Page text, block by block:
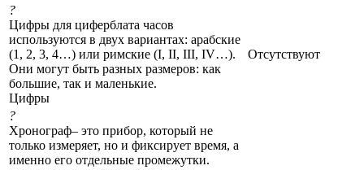
?
Цифры для циферблата часов
используются в двух вариантах: арабские
(1, 2, 3, 4…) или римские (I, II, III, IV…).
Они могут быть разных размеров: как
большие, так и маленькие.
Цифры
Отсутствуют
?
Хронограф– это прибор, который не
только измеряет, но и фиксирует время, а
именно его отдельные промежутки.